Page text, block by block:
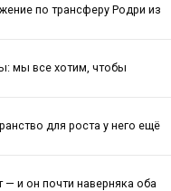
по трансферу Родри из
мы все хотим, чтобы
для роста у него ещё
и он почти наверняка оба